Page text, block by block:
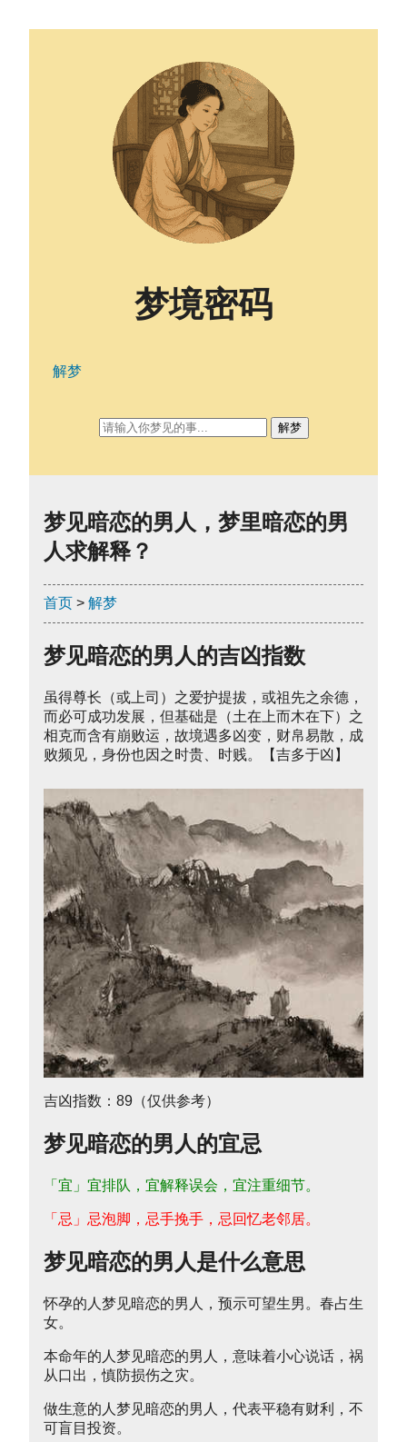
梦见暗恋的男人，梦里暗恋的男
人求解释？
首页 > 解梦
梦见暗恋的男人的吉凶指数
虽得尊长（或上司）之爱护提拔，或祖先之余德，
而必可成功发展，但基础是（土在上而木在下）之
相克而含有崩败运，故境遇多凶变，财帛易散，成
败频见，身份也因之时贵、时贱。【吉多于凶】
吉凶指数：89（仅供参考）
梦见暗恋的男人的宜忌
「宜」宜排队，宜解释误会，宜注重细节。
「忌」忌泡脚，忌手挽手，忌回忆老邻居。
梦见暗恋的男人是什么意思
怀孕的人梦见暗恋的男人，预示可望生男。春占生
女。
本命年的人梦见暗恋的男人，意味着小心说话，祸
从口出，慎防损伤之灾。
做生意的人梦见暗恋的男人，代表平稳有财利，不
可盲目投资。
梦境密码
解梦
解梦